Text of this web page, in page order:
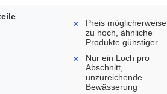
Preis möglicherweise
zu hoch, ähnliche
Produkte günstiger
Nur ein Loch pro
Abschnitt,
unzureichende
Bewässerung